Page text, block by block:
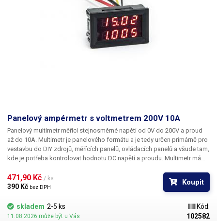
Panelový ampérmetr s voltmetrem 200V 10A
Panelový multimetr měřící stejnosměrné napětí od 0V do 200V a proud
až do 10A. Multimetr je panelového formátu a je tedy určen primárně pro
vestavbu do DIY zdrojů, měřících panelů, ovládacích panelů a všude tam,
kde je potřeba kontrolovat hodnotu DC napětí a proudu. Multimetr má
své malé kompaktní velikosti lze tento multimetr zabudovat i do těch
nejmenších zdrojů. Displej je dvouřádkový čtyřmístný a je tvořen
má již v sobě zabudován bočník, takže není třeba použití externího. V
zadní části se nachází dva trimry umožňující kalibraci každé z měřených
471,90 Kč / ks
390 Kč bez DPH
Koupit
skladem 2-5 ks
11.08.2026 může být u Vás
Kód:
102582